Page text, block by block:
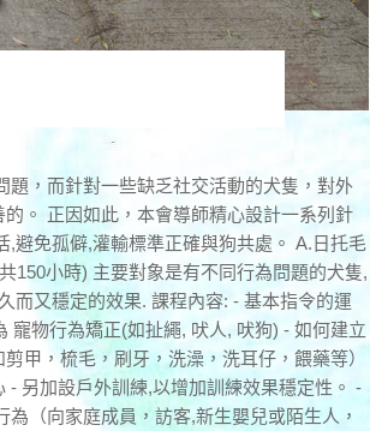
題，而針對一些缺乏社交活動的犬隻，對外
。 正因如此，本會導師精心設計一系列針
避免孤僻,灌輸標準正確與狗共處。 A.日托毛
150小時) 主要對象是有不同行為問題的犬隻,
而又穩定的效果. 課程內容: - 基本指令的運
寵物行為矯正(如扯繩, 吠人, 吠狗) - 如何建立
甲，梳毛，刷牙，洗澡，洗耳仔，餵藥等）
另加設戶外訓練,以增加訓練效果穩定性。 -
（向家庭成員，訪客,新生嬰兒或陌生人，